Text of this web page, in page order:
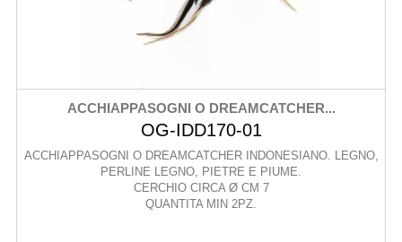
ACCHIAPPASOGNI O DREAMCATCHER...
OG-IDD170-01
ACCHIAPPASOGNI O DREAMCATCHER INDONESIANO. LEGNO,
PERLINE LEGNO, PIETRE E PIUME.
CERCHIO CIRCA Ø CM 7
QUANTITA MIN 2PZ.